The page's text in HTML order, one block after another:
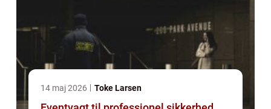
14 maj 2026 Toke Larsen